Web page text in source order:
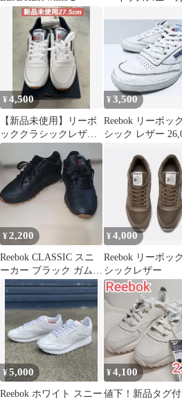
¥4,500
【新品未使用】リーボ
ッククラシックレザー
スニーカー22.5cm
¥3,500
Reebok リーボッ
シック レザー
¥2,200
Reebok CLASSIC スニ
ーカー ブラック ガムソ
ール 23.5cm
¥4,000
Reebok リーボッ
シックレザー
¥5,000
Reebok ホワイト スニー
¥4,100
値下！新品タグ